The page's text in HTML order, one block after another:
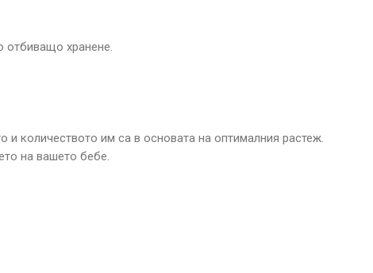
отбиващо хранене.
и количеството им са в основата на оптималния растеж.
на вашето бебе.